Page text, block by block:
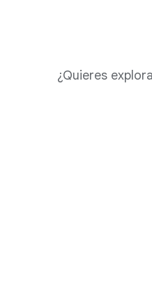
¿Quieres